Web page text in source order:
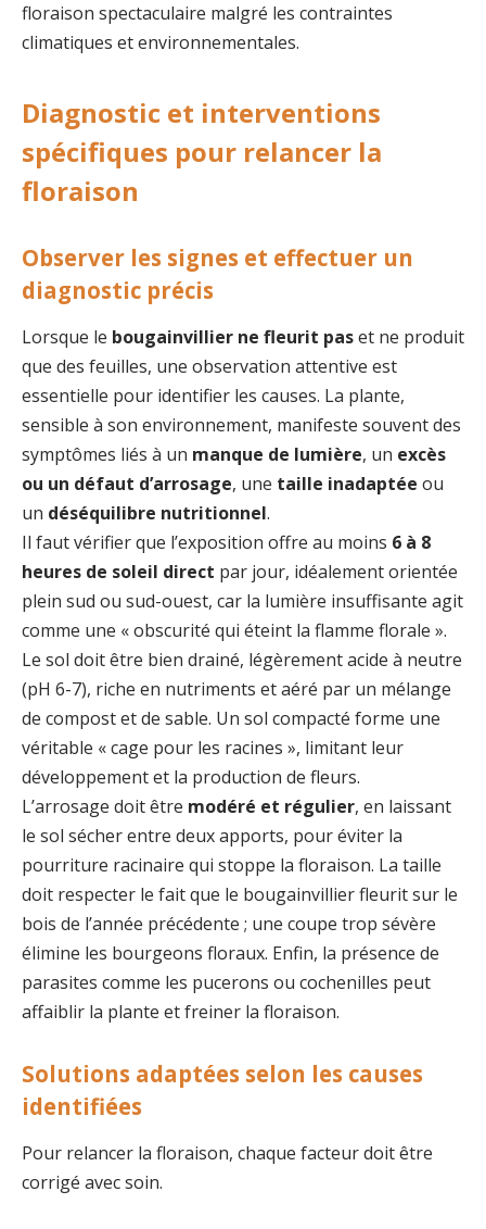
floraison spectaculaire malgré les contraintes
climatiques et environnementales.
Diagnostic et interventions
spécifiques pour relancer la
floraison
Observer les signes et effectuer un
diagnostic précis
Lorsque le bougainvillier ne fleurit paset ne produit
que des feuilles, une observation attentive est
essentielle pour identifier les causes. La plante,
sensible à son environnement, manifeste souvent des
symptômes liés à un manque de lumière, un excès
ou un défaut d’arrosage, une taille inadaptée ou
un déséquilibre nutritionnel.
Il faut vérifier que l’exposition offre au moins 6 à 8
heures de soleil direct par jour, idéalement orientée
plein sud ou sud-ouest, car la lumière insuffisante agit
comme une « obscurité qui éteint la flamme florale ».
Le sol doit être bien drainé, légèrement acide à neutre
(pH 6-7), riche en nutriments et aéré par un mélange
de compost et de sable. Un sol compacté forme une
véritable « cage pour les racines », limitant leur
développement et la production de fleurs.
L’arrosage doit être modéré et régulier, en laissant
le sol sécher entre deux apports, pour éviter la
pourriture racinaire qui stoppe la floraison. La taille
doit respecter le fait que le bougainvillier fleurit sur le
bois de l’année précédente ; une coupe trop sévère
élimine les bourgeons floraux. Enfin, la présence de
parasites comme les pucerons ou cochenilles peut
affaiblir la plante et freiner la floraison.
Solutions adaptées selon les causes
identifiées
Pour relancer la floraison, chaque facteur doit être
corrigé avec soin.